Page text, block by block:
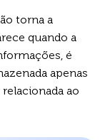
torna a
quando a
é
apenas
ao